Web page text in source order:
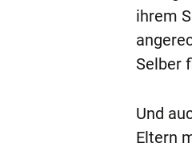
ihrem
Selber
Und
Eltern